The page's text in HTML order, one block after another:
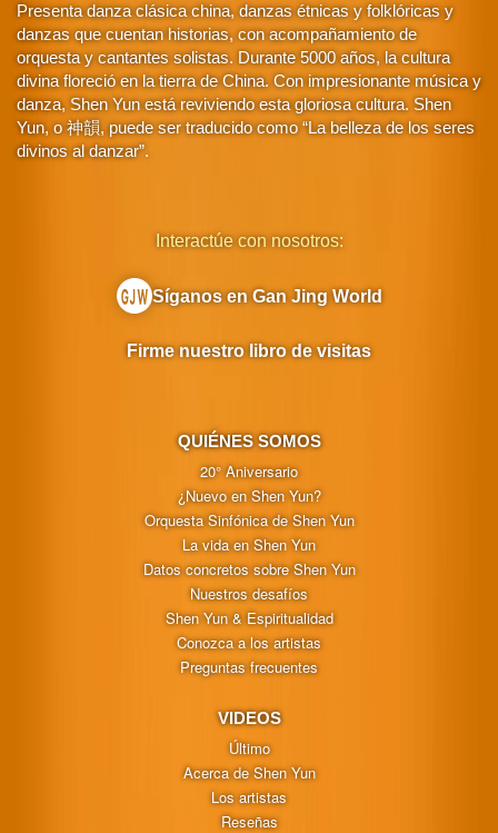
Presenta danza clásica china, danzas étnicas y folklóricas y
danzas que cuentan historias, con acompañamiento de
orquesta y cantantes solistas. Durante 5000 años, la cultura
divina floreció en la tierra de China. Con impresionante música y
danza, Shen Yun está reviviendo esta gloriosa cultura. Shen
Yun, o 神韻, puede ser traducido como “La belleza de los seres
divinos al danzar”.
QUIÉNES SOMOS
20° Aniversario
¿Nuevo en Shen Yun?
Orquesta Sinfónica de Shen Yun
La vida en Shen Yun
Datos concretos sobre Shen Yun
Nuestros desafíos
Shen Yun & Espiritualidad
Conozca a los artistas
Preguntas frecuentes
VIDEOS
Último
Acerca de Shen Yun
Los artistas
Reseñas
Interactúe con nosotros:
Síganos en Gan Jing World
Firme nuestro libro de visitas